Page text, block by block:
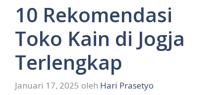
10 Rekomendasi
Toko Kain di Jogja
Terlengkap
Januari 17, 2025 oleh Hari Prasetyo